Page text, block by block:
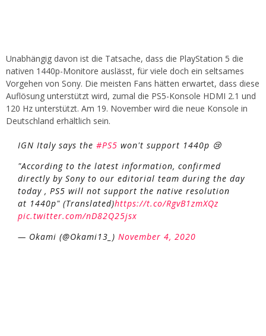
Unabhängig davon ist die Tatsache, dass die PlayStation 5 die
nativen 1440p-Monitore auslässt, für viele doch ein seltsames
Vorgehen von Sony. Die meisten Fans hätten erwartet, dass diese
Auflösung unterstützt wird, zumal die PS5-Konsole HDMI 2.1 und
120 Hz unterstützt. Am 19. November wird die neue Konsole in
Deutschland erhältlich sein.
IGN Italy says the #PS5 won't support 1440p 😢
"According to the latest information, confirmed
directly by Sony to our editorial team during the day
today , PS5 will not support the native resolution
at 1440p" (Translated)https://t.co/RgvB1zmXQz
pic.twitter.com/nD82Q25jsx
— Okami (@Okami13_) November 4, 2020